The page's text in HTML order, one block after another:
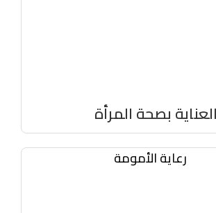
العناية بصحة المرأة